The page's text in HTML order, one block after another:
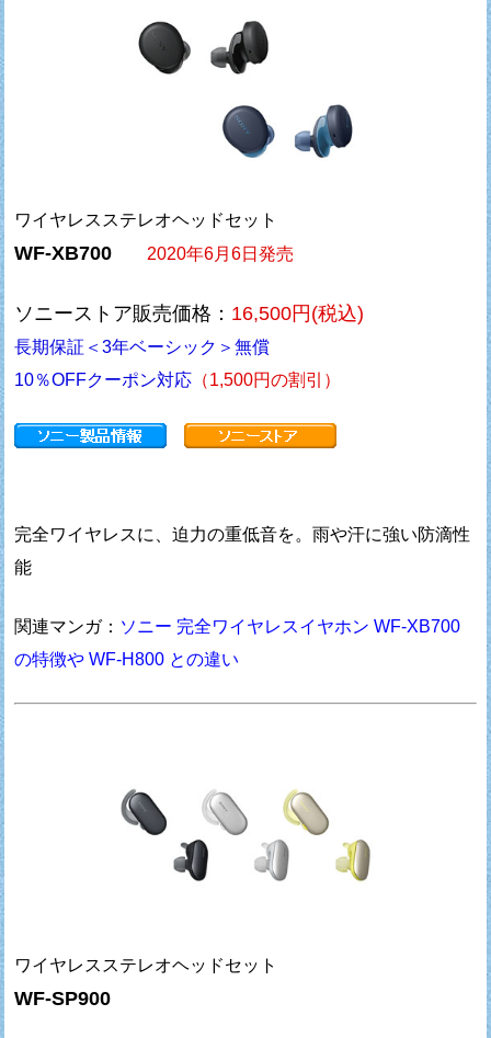
ワイヤレスステレオヘッドセット
WF-XB700 2020年6月6日発売
ソニーストア販売価格： 16,500円(税込)
長期保証＜3年ベーシック＞無償
10％OFFクーポン対応 （1,500円の割引）
完全ワイヤレスに、迫力の重低音を。雨や汗に強い防滴性
能
関連マンガ： ソニー 完全ワイヤレスイヤホン WF-XB700
の特徴や WF-H800 との違い
ワイヤレスステレオヘッドセット
WF-SP900